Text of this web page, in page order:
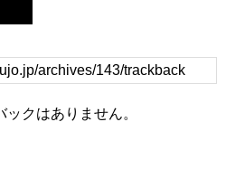
クはありません。